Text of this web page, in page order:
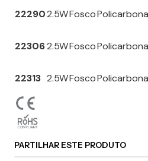
222902.5WFosco
223062.5WFosco
22313 2.5WFosco
PARTILHAR ESTE PRODUTO